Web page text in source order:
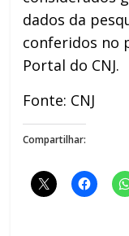
dados da
conferidos no
Portal do CNJ.
Fonte: CNJ
Compartilhar: